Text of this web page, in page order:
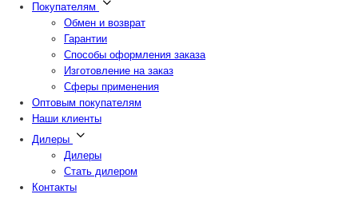
Покупателям
Обмен и возврат
Гарантии
Способы оформления заказа
Изготовление на заказ
Сферы применения
Оптовым покупателям
Наши клиенты
Дилеры
Дилеры
Стать дилером
Контакты